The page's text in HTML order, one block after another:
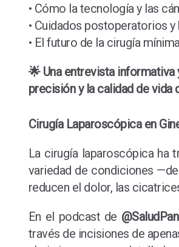
• Cómo la tecnología y las
• Cuidados postoperatorios
• El futuro de la cirugía
🌟 Una entrevista
precisión y la calidad de vida
Cirugía Laparoscópica en
La cirugía laparoscópica ha
variedad de condiciones
reducen el dolor, las
En el podcast de
través de incisiones de